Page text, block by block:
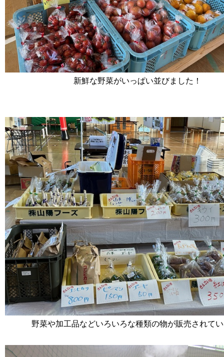
新鮮な野菜がいっぱい並びました！
野菜や加工品などいろいろな種類の物が販売されて